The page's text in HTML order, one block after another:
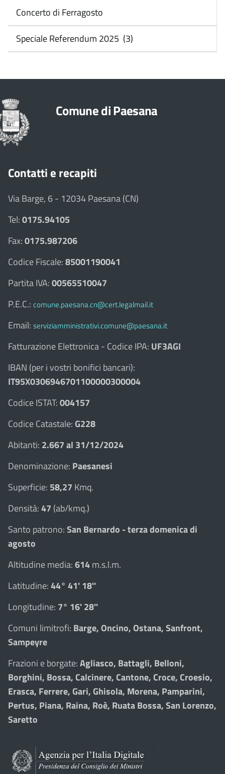
Concerto di Ferragosto
Speciale Referendum 2025 (3)
Comune di Paesana
Contatti e recapiti
Via Barge, 6 - 12034 Paesana (CN)
Tel:0175.94105
Fax:0175.987206
Codice Fiscale:85001190041
Partita IVA:00565510047
P.E.C.: comune.paesana.cn@cert.legalmail.it
Email: serviziamministrativi.comune@paesana.it
Fatturazione Elettronica - Codice IPA: UF3AGI
IBAN (per i vostri bonifici bancari):
IT95X0306946701100000300004
Codice ISTAT:004157
Codice Catastale:G228
Abitanti: 2.667 al 31/12/2024
Denominazione: Paesanesi
Superficie: 58,27 Kmq.
Densità:47 (ab/kmq.)
Santo patrono:San Bernardo - terza domenica di
agosto
Altitudine media:614m.s.l.m.
Latitudine:44° 41' 18''
Longitudine: 7° 16' 28''
Comuni limitrofi: Barge, Oncino, Ostana, Sanfront,
Sampeyre
Frazioni e borgate:Agliasco, Battagli, Belloni,
Borghini, Bossa, Calcinere, Cantone, Croce, Croesio,
Erasca, Ferrere, Gari, Ghisola, Morena, Pamparini,
Pertus, Piana, Raina, Roè, Ruata Bossa, San Lorenzo,
Saretto